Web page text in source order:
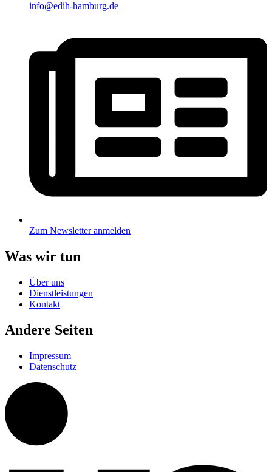
info@edih-hamburg.de
Zum Newsletter anmelden
Was wir tun
Über uns
Dienstleistungen
Kontakt
Andere Seiten
Impressum
Datenschutz